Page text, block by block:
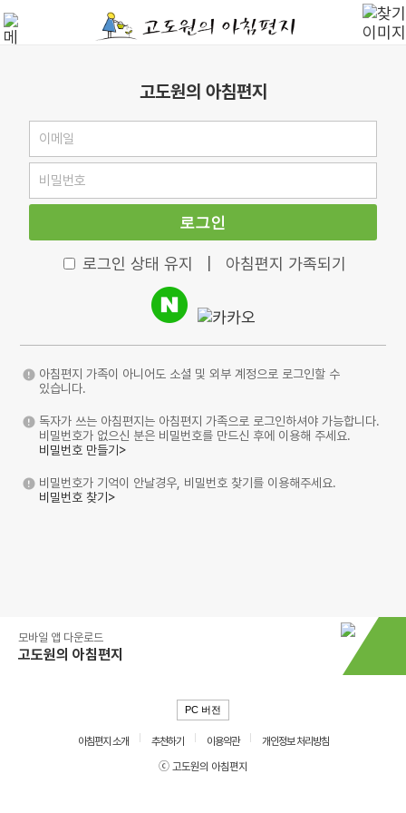
고도원의 아침편지
로그인
로그인 상태 유지 아침편지 가족되기
아침편지 가족이 아니어도 소셜 및 외부 계정으로 로그인할 수
있습니다.
독자가 쓰는 아침편지는 아침편지 가족으로 로그인하셔야 가능합니다.
비밀번호가 없으신 분은 비밀번호를 만드신 후에 이용해 주세요.
비밀번호 만들기>
비밀번호가 기억이 안날경우, 비밀번호 찾기를 이용해주세요.
비밀번호 찾기>
모바일 앱 다운로드
고도원의 아침편지
PC 버전
아침편지 소개 추천하기 이용약관
개인정보 처리방침
ⓒ 고도원의 아침편지